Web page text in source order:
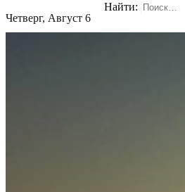
Четверг, Август 6
Найти: